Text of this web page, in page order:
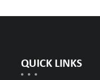
QUICK LINKS